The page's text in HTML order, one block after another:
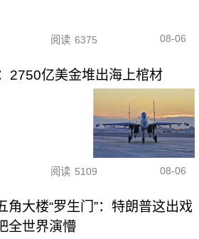
阅读 6375 08-06
2750亿美金堆出海上棺材
阅读 5109 08-06
角大楼“罗生门”：特朗普这出戏
全世界演懵